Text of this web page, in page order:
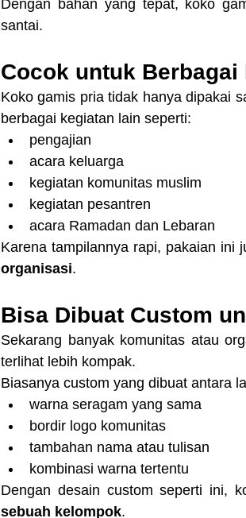
Dengan bahan yang tepat, koko
santai.
Cocok untuk Berbagai
Koko gamis pria tidak hanya dipakai
berbagai kegiatan lain seperti:
pengajian
acara keluarga
kegiatan komunitas muslim
kegiatan pesantren
acara Ramadan dan Lebaran
Karena tampilannya rapi, pakaian ini
organisasi.
Bisa Dibuat Custom
Sekarang banyak komunitas atau
terlihat lebih kompak.
Biasanya custom yang dibuat antara
warna seragam yang sama
bordir logo komunitas
tambahan nama atau tulisan
kombinasi warna tertentu
Dengan desain custom seperti ini,
sebuah kelompok.